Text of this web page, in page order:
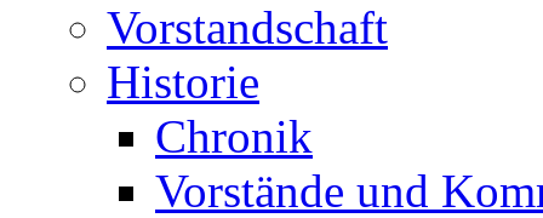
Vorstandschaft
Historie
Chronik
Vorstände und